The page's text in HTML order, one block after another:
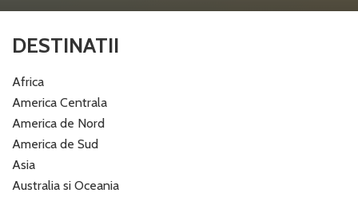
DESTINATII
Africa
America Centrala
America de Nord
America de Sud
Asia
Australia si Oceania